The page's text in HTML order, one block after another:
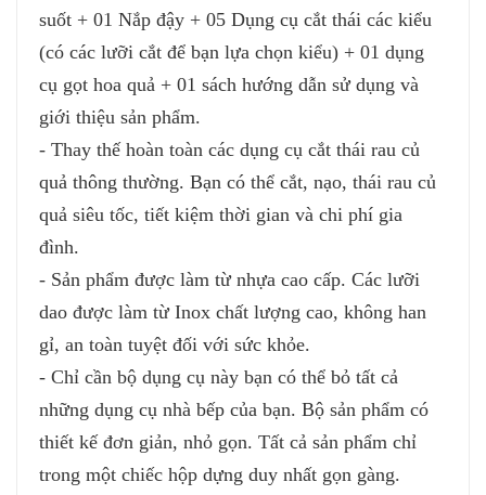
suốt + 01 Nắp đậy + 05 Dụng cụ cắt thái các kiểu
(có các lưỡi cắt để bạn lựa chọn kiểu) + 01 dụng
cụ gọt hoa quả + 01 sách hướng dẫn sử dụng và
giới thiệu sản phẩm.
- Thay thế hoàn toàn các dụng cụ cắt thái rau củ
quả thông thường. Bạn có thể cắt, nạo, thái rau củ
quả siêu tốc, tiết kiệm thời gian và chi phí gia
đình.
- Sản phẩm được làm từ nhựa cao cấp. Các lưỡi
dao được làm từ Inox chất lượng cao, không han
gỉ, an toàn tuyệt đối với sức khỏe.
- Chỉ cần bộ dụng cụ này bạn có thể bỏ tất cả
những dụng cụ nhà bếp của bạn. Bộ sản phẩm có
thiết kế đơn giản, nhỏ gọn. Tất cả sản phẩm chỉ
trong một chiếc hộp dựng duy nhất gọn gàng.